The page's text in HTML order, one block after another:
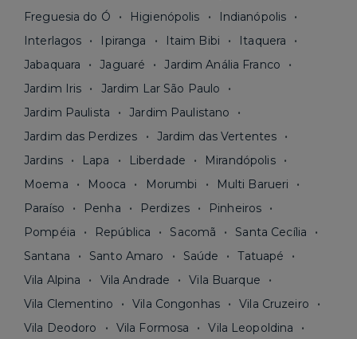
Freguesia do Ó
Higienópolis
Indianópolis
Interlagos
Ipiranga Itaim Bibi
Itaquera
Jabaquara
Jaguaré
Jardim Anália Franco
Jardim Iris
Jardim Lar São Paulo
Jardim Paulista
Jardim Paulistano
Jardim das Perdizes
Jardim das Vertentes
Jardins
Lapa Liberdade
Mirandópolis
Moema
Mooca Morumbi
Multi Barueri
Paraíso
Penha Perdizes
Pinheiros
Pompéia
República Sacomã
Santa Cecília
Santana
Santo Amaro Saúde
Tatuapé
Vila Alpina
Vila Andrade
Vila Buarque
Vila Clementino
Vila Congonhas
Vila Cruzeiro
Vila Deodoro
Vila Formosa
Vila Leopoldina